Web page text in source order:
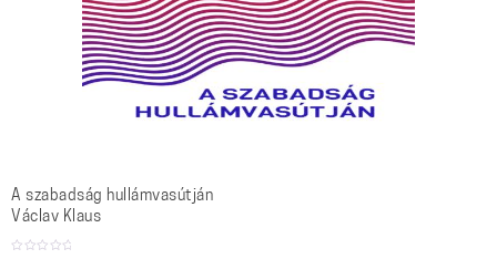
A szabadság hullámvasútján
Václav Klaus